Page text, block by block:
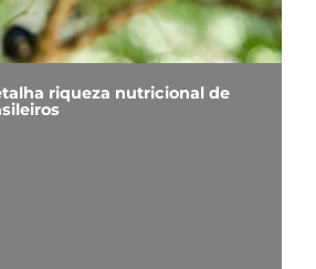
riqueza nutricional de